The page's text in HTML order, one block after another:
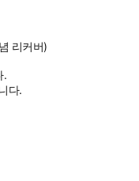
리커버)
.
다.